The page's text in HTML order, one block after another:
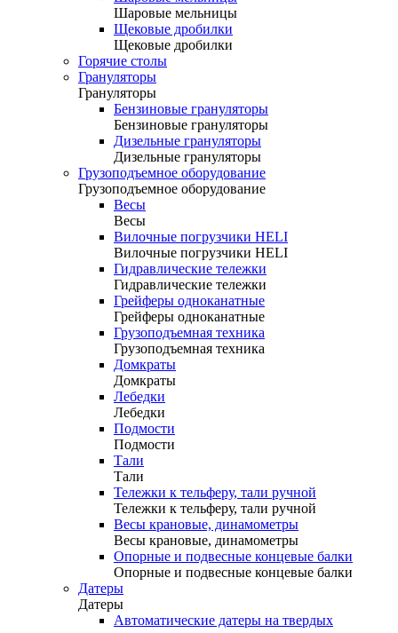
Шаровые мельницы
Щековые дробилки
Щековые дробилки
Горячие столы
Грануляторы
Грануляторы
Бензиновые грануляторы
Бензиновые грануляторы
Дизельные грануляторы
Дизельные грануляторы
Грузоподъемное оборудование
Грузоподъемное оборудование
Весы
Весы
Вилочные погрузчики HELI
Вилочные погрузчики HELI
Гидравлические тележки
Гидравлические тележки
Грейферы одноканатные
Грейферы одноканатные
Грузоподъемная техника
Грузоподъемная техника
Домкраты
Домкраты
Лебедки
Лебедки
Подмости
Подмости
Тали
Тали
Тележки к тельферу, тали ручной
Тележки к тельферу, тали ручной
Весы крановые, динамометры
Весы крановые, динамометры
Опорные и подвесные концевые балки
Опорные и подвесные концевые балки
Датеры
Датеры
Автоматические датеры на твердых